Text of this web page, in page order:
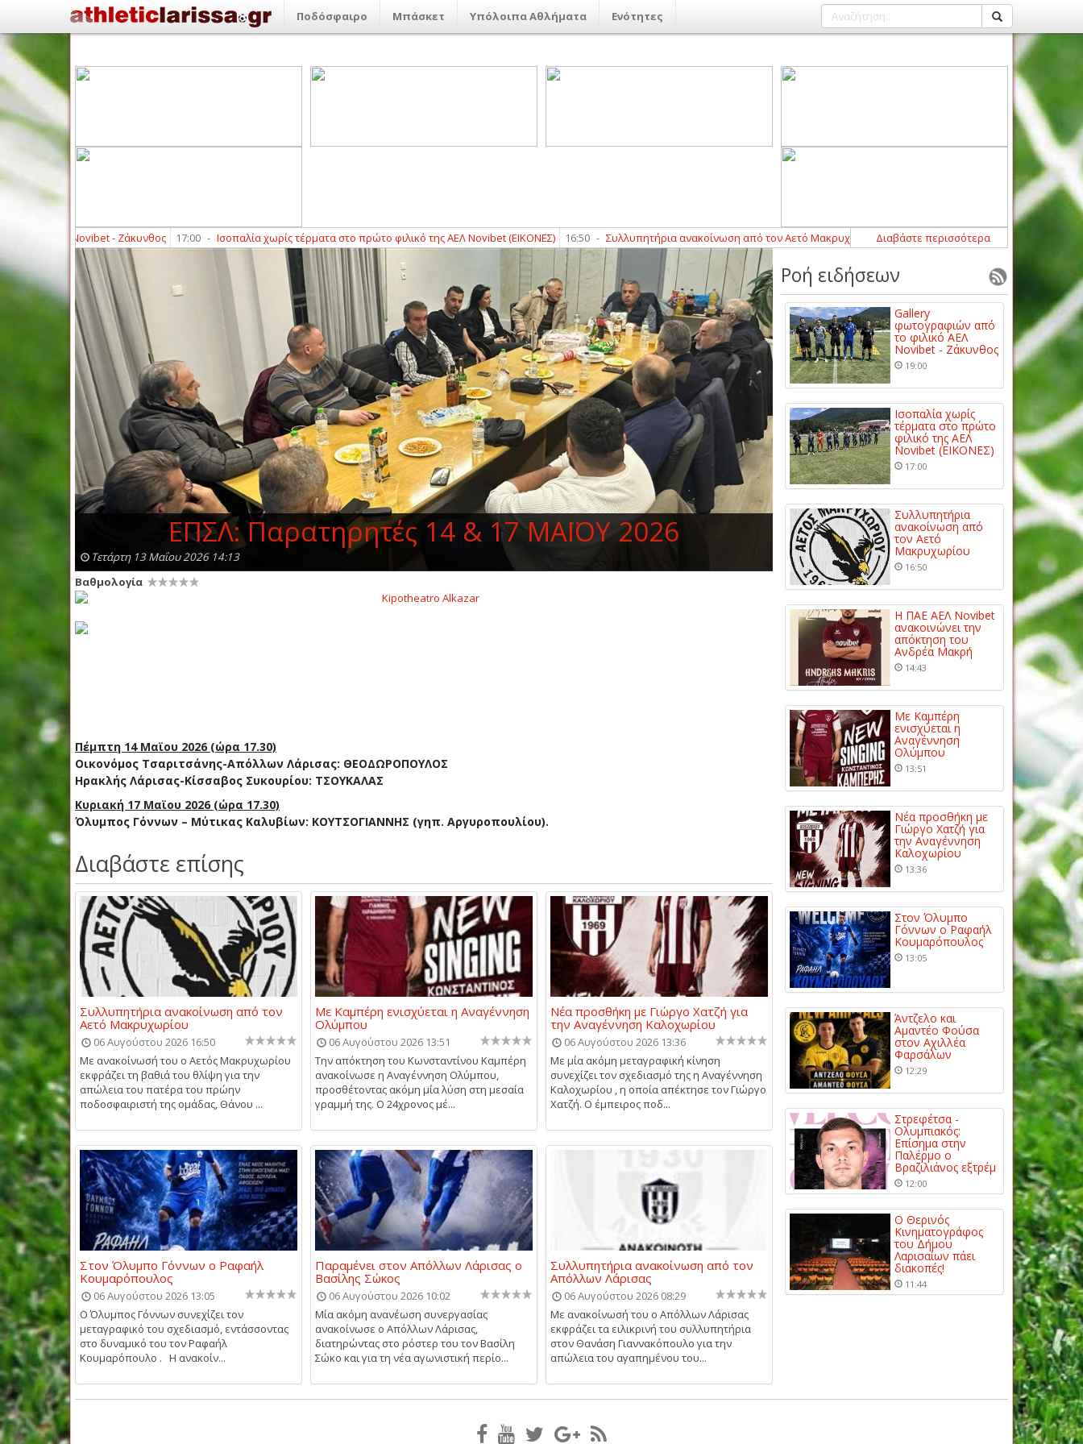
Ποδόσφαιρο Μπάσκετ Υπόλοιπα Αθλήματα Ενότητες
ΑΕΛ Novibet - Ζάκυνθος 17:00 Ισοπαλία χωρίς τέρματα στο πρώτο φιλικό της ΑΕΛ Novibet (ΕΙΚΟΝΕΣ) 16:50 Συλλυπητήρια ανακοίνωση από τον Αετό Μακρυχωρίου 14:43 - Η ΠΑΕ ΑΕΛ Novibet ανακοινώνει την
Διαβάστε περισσότερα
ΕΠΣΛ: Παρατηρητές 14 & 17 ΜΑΪΟΥ 2026
Τετάρτη 13 Μαΐου 2026 14:13
Βαθμολογία
Πέμπτη 14 Μαϊου 2026 (ώρα 17.30)
Οικονόμος Τσαριτσάνης-Απόλλων Λάρισας: ΘΕΟΔΩΡΟΠΟΥΛΟΣ
Ηρακλής Λάρισας-Κίσσαβος Συκουρίου: ΤΣΟΥΚΑΛΑΣ
Κυριακή 17 Μαϊου 2026 (ώρα 17.30)
Όλυμπος Γόννων – Μύτικας Καλυβίων: ΚΟΥΤΣΟΓΙΑΝΝΗΣ (γηπ. Αργυροπουλίου).
Διαβάστε επίσης
Συλλυπητήρια ανακοίνωση από τον
Αετό Μακρυχωρίου
06 Αυγούστου 2026 16:50
Με ανακοίνωσή του ο Αετός Μακρυχωρίου
εκφράζει τη βαθιά του θλίψη για την
απώλεια του πατέρα του πρώην
ποδοσφαιριστή της ομάδας, Θάνου ...
Με Καμπέρη ενισχύεται η Αναγέννηση
Ολύμπου
06 Αυγούστου 2026 13:51
Την απόκτηση του Κωνσταντίνου Καμπέρη
ανακοίνωσε η Αναγέννηση Ολύμπου,
προσθέτοντας ακόμη μία λύση στη μεσαία
γραμμή της. Ο 24χρονος μέ...
Νέα προσθήκη με Γιώργο Χατζή για
την Αναγέννηση Καλοχωρίου
06 Αυγούστου 2026 13:36
Με μία ακόμη μεταγραφική κίνηση
συνεχίζει τον σχεδιασμό της η Αναγέννηση
Καλοχωρίου , η οποία απέκτησε τον Γιώργο
Χατζή. Ο έμπειρος ποδ...
Στον Όλυμπο Γόννων ο Ραφαήλ
Κουμαρόπουλος
06 Αυγούστου 2026 13:05
Ο Όλυμπος Γόννων συνεχίζει τον
μεταγραφικό του σχεδιασμό, εντάσσοντας
στο δυναμικό του τον Ραφαήλ
Κουμαρόπουλο . Η ανακοίν...
Παραμένει στον Απόλλων Λάρισας ο
Βασίλης Σώκος
06 Αυγούστου 2026 10:02
Μία ακόμη ανανέωση συνεργασίας
ανακοίνωσε ο Απόλλων Λάρισας,
διατηρώντας στο ρόστερ του τον Βασίλη
Σώκο και για τη νέα αγωνιστική περίο...
Συλλυπητήρια ανακοίνωση από τον
Απόλλων Λάρισας
06 Αυγούστου 2026 08:29
Με ανακοίνωσή του ο Απόλλων Λάρισας
εκφράζει τα ειλικρινή του συλλυπητήρια
στον Θανάση Γιαννακόπουλο για την
απώλεια του αγαπημένου του...
Ροή ειδήσεων
Gallery
φωτογραφιών από
το φιλικό ΑΕΛ
Novibet - Ζάκυνθος
19:00
Ισοπαλία χωρίς
τέρματα στο πρώτο
φιλικό της ΑΕΛ
Novibet (ΕΙΚΟΝΕΣ)
17:00
Συλλυπητήρια
ανακοίνωση από
τον Αετό
Μακρυχωρίου
16:50
Η ΠΑΕ ΑΕΛ Novibet
ανακοινώνει την
απόκτηση του
Ανδρέα Μακρή
14:43
Με Καμπέρη
ενισχύεται η
Αναγέννηση
Ολύμπου
13:51
Νέα προσθήκη με
Γιώργο Χατζή για
την Αναγέννηση
Καλοχωρίου
13:36
Στον Όλυμπο
Γόννων ο Ραφαήλ
Κουμαρόπουλος
13:05
Άντζελο και
Αμαντέο Φούσα
στον Αχιλλέα
Φαρσάλων
12:29
Στρεφέτσα -
Ολυμπιακός:
Επίσημα στην
Παλέρμο ο
Βραζιλιάνος εξτρέμ
12:00
Ο Θερινός
Κινηματογράφος
του Δήμου
Λαρισαίων πάει
διακοπές!
11:44